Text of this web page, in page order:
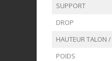
SUPPORT
DROP
HAUTEUR TALON
POIDS